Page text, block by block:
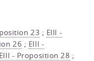
23 ; EIII -
26 ; EIII -
EIII - Proposition 28 ;